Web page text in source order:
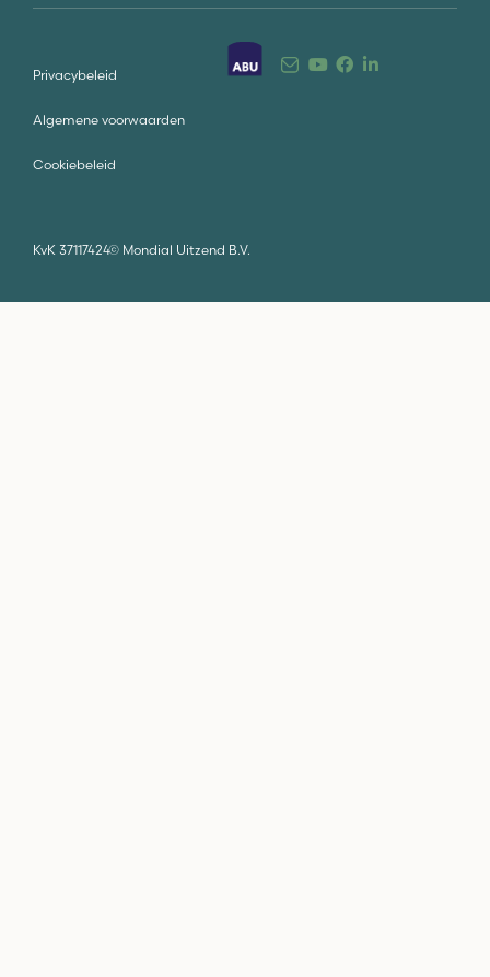
KvK 37117424© Mondial Uitzend B.V.
Privacybeleid
Algemene voorwaarden
Cookiebeleid